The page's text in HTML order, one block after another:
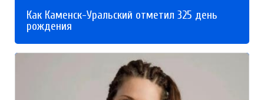
Как Каменск-Уральский отметил 325 день
рождения